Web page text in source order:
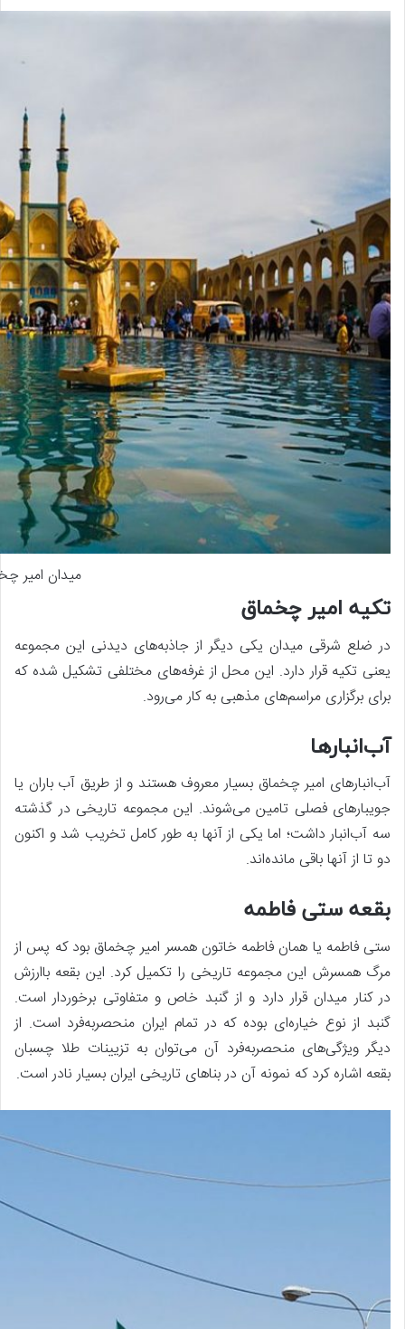
میدان امیر
تکیه امیر چخماق
در ضلع شرقی میدان یکی دیگر از جاذبه‌های دیدنی این مجموعه
یعنی تکیه قرار دارد. این محل از غرفه‌های مختلفی تشکیل شده که
برای برگزاری مراسم‌های مذهبی به کار می‌رود.
آب‌انبارها
آب‌انبارهای امیر چخماق بسیار معروف هستند و از طریق آب باران یا
جویبارهای فصلی تامین می‌شوند. این مجموعه تاریخی در گذشته
سه آب‌انبار داشت؛ اما یکی از آنها به طور کامل تخریب شد و اکنون
دو تا از آنها باقی مانده‌اند.
بقعه ستی فاطمه
ستی فاطمه یا همان فاطمه خاتون همسر امیر چخماق بود که پس از
مرگ همسرش این مجموعه تاریخی را تکمیل کرد. این بقعه باارزش
در کنار میدان قرار دارد و از گنبد خاص و متفاوتی برخوردار است.
گنبد از نوع خیاره‌ای بوده که در تمام ایران منحصربه‌فرد است. از
دیگر ویژگی‌های منحصربه‌فرد آن می‌توان به تزیینات طلا چسبان
بقعه اشاره کرد که نمونه آن در بناهای تاریخی ایران بسیار نادر است.